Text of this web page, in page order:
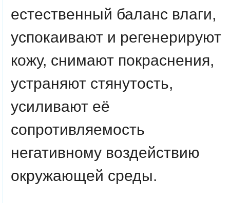
естественный баланс влаги,
успокаивают и регенерируют
кожу, снимают покраснения,
устраняют стянутость,
усиливают её
сопротивляемость
негативному воздействию
окружающей среды.